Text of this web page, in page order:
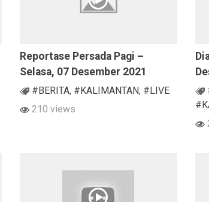
Reportase Persada Pagi –
Selasa, 07 Desember 2021
#BERITA, #KALIMANTAN, #LIVE
210 views